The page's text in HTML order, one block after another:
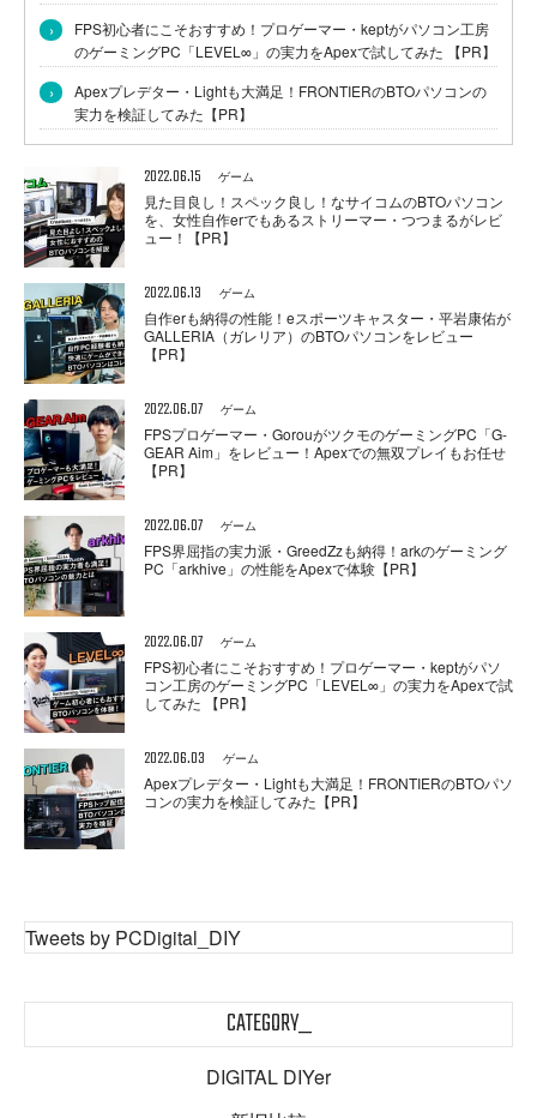
›
FPS初心者にこそおすすめ！プロゲーマー・keptがパソコン工房
のゲーミングPC「LEVEL∞」の実力をApexで試してみた 【PR】
›
Apexプレデター・Lightも大満足！FRONTIERのBTOパソコンの
実力を検証してみた【PR】
2022.06.15 ゲーム
見た目良し！スペック良し！なサイコムのBTOパソコン
を、女性自作erでもあるストリーマー・つつまるがレビ
ュー！【PR】
2022.06.13 ゲーム
自作erも納得の性能！eスポーツキャスター・平岩康佑が
GALLERIA（ガレリア）のBTOパソコンをレビュー
【PR】
2022.06.07 ゲーム
FPSプロゲーマー・GorouがツクモのゲーミングPC「G-
GEAR Aim」をレビュー！Apexでの無双プレイもお任せ
【PR】
2022.06.07 ゲーム
FPS界屈指の実力派・GreedZzも納得！arkのゲーミング
PC「arkhive」の性能をApexで体験【PR】
2022.06.07 ゲーム
FPS初心者にこそおすすめ！プロゲーマー・keptがパソ
コン工房のゲーミングPC「LEVEL∞」の実力をApexで試
してみた 【PR】
2022.06.03 ゲーム
Apexプレデター・Lightも大満足！FRONTIERのBTOパソ
コンの実力を検証してみた【PR】
Tweets by PCDigital_DIY
CATEGORY_
DIGITAL DIYer